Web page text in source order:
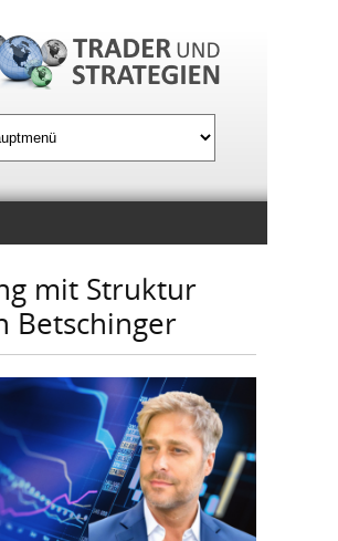
hier
mit Struktur
Betschinger